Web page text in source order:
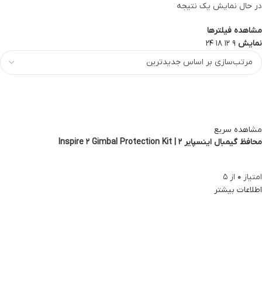
در حال نمایش یک نتیجه
مشاهده فیلترها
نمایش 9
12
18
24
مشاهده سریع
محافظ گیمبال اینسپایر 2 | Inspire 2 Gimbal Protection Kit
امتیاز 0 از 5
اطلاعات بیشتر